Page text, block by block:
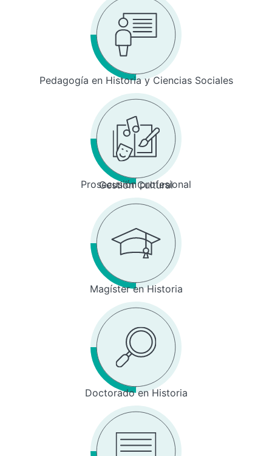
Pedagogía en Historia y Ciencias Sociales
Prosecusión profesional
Gestión Cultural
Magíster en Historia
Doctorado en Historia